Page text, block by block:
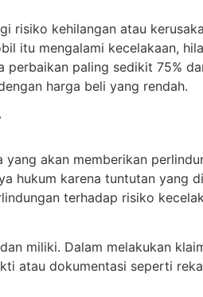
risiko kehilangan atau
itu mengalami kecelakaan,
paling sedikit 75%
harga beli yang rendah.
akan memberikan
hukum karena tuntutan yang
terhadap risiko
miliki. Dalam melakukan
atau dokumentasi seperti